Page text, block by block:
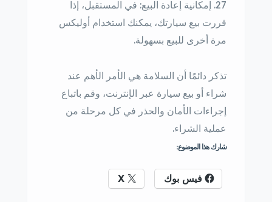
إمكانية إعادة البيع: في المستقبل، إذا
قررت بيع سيارتك، يمكنك استخدام أوليكس
مرة أخرى للبيع بسهولة.
تذكر دائمًا أن السلامة هي الأمر الأهم عند
شراء أو بيع سيارة عبر الإنترنت، وقم باتباع
إجراءات الأمان والحذر في كل مرحلة من
عملية الشراء.
شارك هذا الموضوع:
فيس بوك X